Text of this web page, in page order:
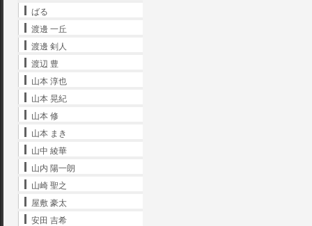
ばる
渡邊 一丘
渡邊 剣人
渡辺 豊
山本 淳也
山本 晃紀
山本 修
山本 まき
山中 綾華
山内 陽一朗
山崎 聖之
屋敷 豪太
安田 吉希